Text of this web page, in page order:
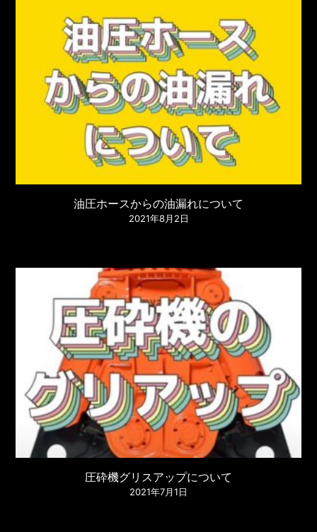
油圧ホースからの油漏れについて
2021年8月2日
圧砕機グリスアップについて
2021年7月1日